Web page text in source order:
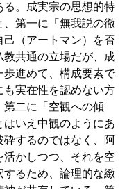
る。成実宗の思想的特
、第一に「無我説の徹
己（アートマン）を否
教共通の立場だが、成
歩進めて、構成要素で
も実在性を認めない方
第二に「空観への傾
はいえ中観のようにあ
砕するのではなく、阿
活かしつつ、それを空
するため、論理的な緻